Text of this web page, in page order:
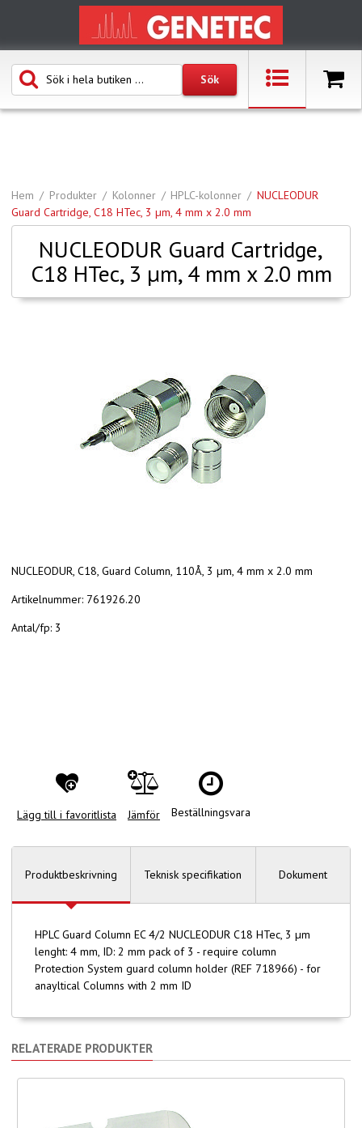
Hem Produkter Kolonner HPLC-kolonner
NUCLEODUR
Guard Cartridge, C18 HTec, 3 µm, 4 mm x 2.0 mm
NUCLEODUR Guard Cartridge,
C18 HTec, 3 µm, 4 mm x 2.0 mm
NUCLEODUR, C18, Guard Column, 110Å, 3 µm, 4 mm x 2.0 mm
Artikelnummer: 761926.20
Antal/fp: 3
Lägg till i favoritlista Jämför Beställningsvara
Produktbeskrivning Teknisk specifikation Dokument
HPLC Guard Column EC 4/2 NUCLEODUR C18 HTec, 3 µm
lenght: 4 mm, ID: 2 mm pack of 3 - require column
Protection System guard column holder (REF 718966) - for
anayltical Columns with 2 mm ID
RELATERADE PRODUKTER